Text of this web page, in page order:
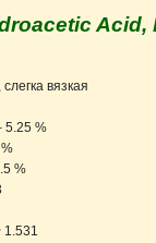
вязкая
5.25 %
%
1.531